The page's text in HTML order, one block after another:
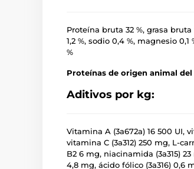
Proteína bruta 32 %, grasa bruta
1,2 %, sodio 0,4 %, magnesio
%
Proteínas de origen animal
Aditivos por kg:
Vitamina A (3a672a) 16 500 UI,
vitamina C (3a312) 250 mg, L-
B2 6 mg, niacinamida (3a315)
4,8 mg, ácido fólico (3a316) 0,6